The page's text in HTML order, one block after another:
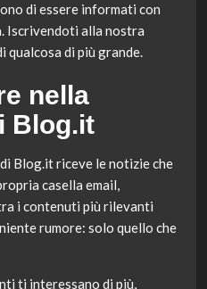
di essere informati con
Iscrivendoti alla nostra
qualcosa di più grande.
nella
Blog.it
Blog.it riceve le notizie che
casella email,
i contenuti più rilevanti
rumore: solo quello che
ti interessano di più,